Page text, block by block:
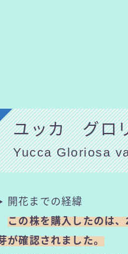
ユッカ グロ
Yucca Gloriosa
開花までの経緯
この株を購入したのは
が確認されました。